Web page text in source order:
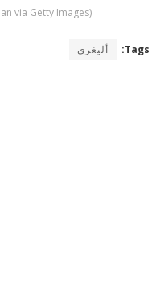
via Getty Images)
Tags: أليغري